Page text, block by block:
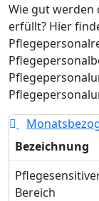
Wie gut werden
erfüllt? Hier
Bezeichnung
Bereich